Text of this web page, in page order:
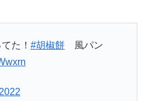
た！ #胡椒餅風パン